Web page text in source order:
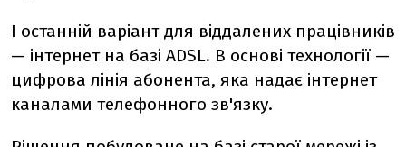
І останній варіант для віддалених працівників
— інтернет на базі ADSL. В основі технології —
цифрова лінія абонента, яка надає інтернет
каналами телефонного зв'язку.